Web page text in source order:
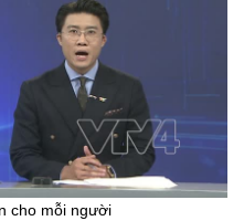
cho mỗi người